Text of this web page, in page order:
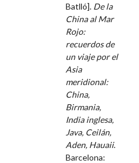
Batlló]. De la
China al Mar
Rojo:
recuerdos de
un viaje por el
Asia
meridional:
China,
Birmania,
India inglesa,
Java, Ceilán,
Aden, Hauaii.
Barcelona: